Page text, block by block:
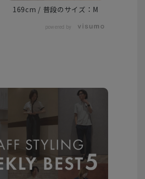
M
169cm
powered by